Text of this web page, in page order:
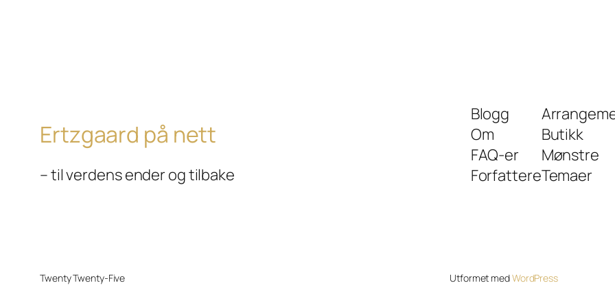
Ertzgaard på nett
– til verdens ender og tilbake
Blogg
Om
FAQ-er
Forfattere
Butikk
Mønstre
Temaer
Twenty Twenty-Five Utformet medWordPress